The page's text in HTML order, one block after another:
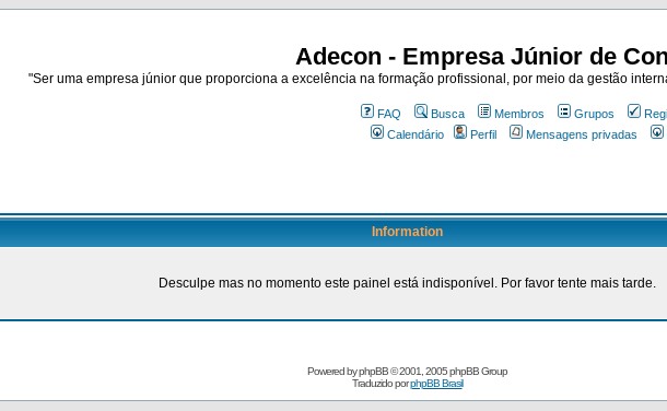
Adecon - Empresa Júnior de
"Ser uma empresa júnior que proporciona a excelência na formação profissional, por meio da gestão
FAQ Busca Membros Grupos
Calendário
Perfil Mensagens privadas
Information
Desculpe mas no momento este painel está indisponível. Por favor tente mais tarde.
Powered byphpBB© 2001, 2005 phpBB Group
Traduzido porphpBB Brasil